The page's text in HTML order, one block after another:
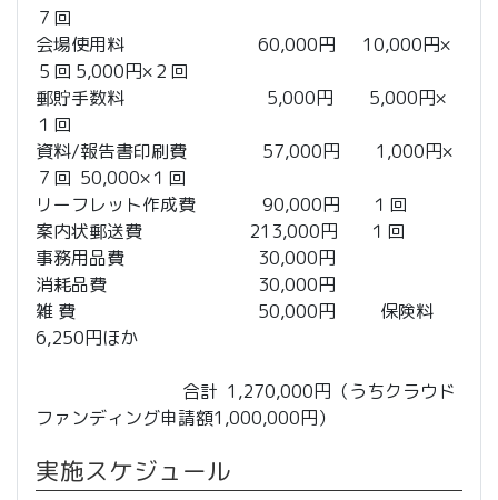
７回
会場使用料 60,000円 10,000円×
５回 5,000円×２回
郵貯手数料 5,000円 5,000円×
１回
資料/報告書印刷費 57,000円 1,000円×
７回 50,000×１回
リーフレット作成費 90,000円 １回
案内状郵送費 213,000円 １回
事務用品費 30,000円
消耗品費 30,000円
雑 費 50,000円 保険料
6,250円ほか
合計 1,270,000円（うちクラウド
ファンディング申請額1,000,000円）
実施スケジュール